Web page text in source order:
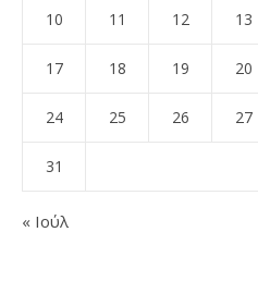
10 11 12 13
17 18 19 20
24 25 26 27
31
« Ιούλ